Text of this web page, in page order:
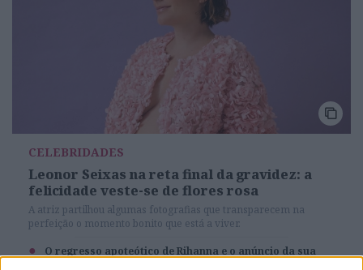
CELEBRIDADES
Leonor Seixas na reta final da gravidez: a
felicidade veste-se de flores rosa
A atriz partilhou algumas fotografias que transparecem na
perfeição o momento bonito que está a viver.
O regresso apoteótico de Rihanna e o anúncio da sua
segunda gravidez